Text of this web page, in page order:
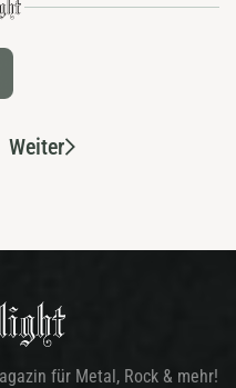
Weiter
für Metal, Rock & mehr!